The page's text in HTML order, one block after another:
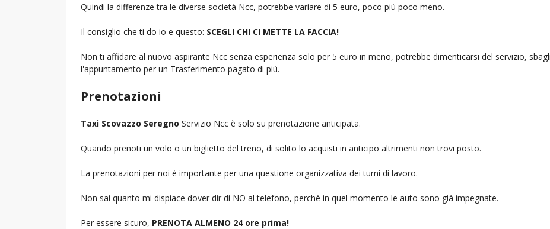
Quindi la differenze tra le diverse società Ncc, potrebbe variare di 5 euro, poco più poco meno.
Il consiglio che ti do io e questo: SCEGLI CHI CI METTE LA FACCIA!
Non ti affidare al nuovo aspirante Ncc senza esperienza solo per 5 euro in meno, potrebbe dimenticarsi del servizio,
l'appuntamento per un Trasferimento pagato di più.
Prenotazioni
Taxi Scovazzo Seregno Servizio Ncc è solo su prenotazione anticipata.
Quando prenoti un volo o un biglietto del treno, di solito lo acquisti in anticipo altrimenti non trovi posto.
La prenotazioni per noi è importante per una questione organizzativa dei turni di lavoro.
Non sai quanto mi dispiace dover dir di NO al telefono, perchè in quel momento le auto sono già impegnate.
Per essere sicuro, PRENOTA ALMENO 24 ore prima!